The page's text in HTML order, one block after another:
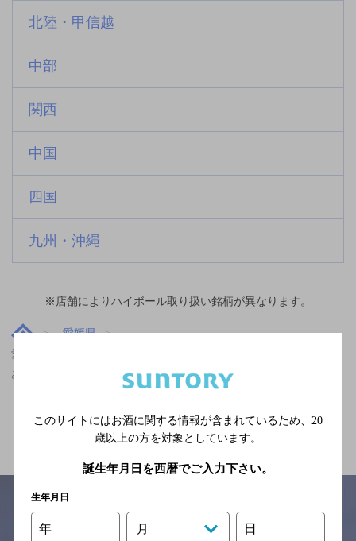
北陸・甲信越
中部
関西
中国
四国
九州・沖縄
※店舗によりハイボール取り扱い銘柄が異なります。
愛媛県
愛媛県,洋食,合コンにおすすめ,2,000円以上～3,000円未満,クーポン
ありのお店
関連ページ
このサイトにはお酒に関する情報が含まれているため、 20
歳以上の方を対象としています。
誕生年月日を西暦でご入力下さい。
生年月日
年 月 日